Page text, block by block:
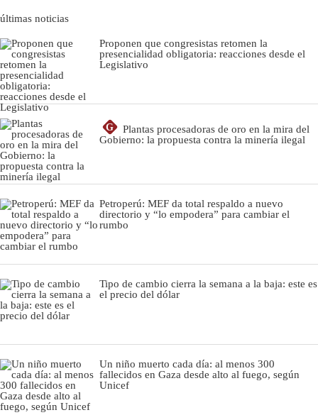
últimas noticias
Proponen que congresistas retomen la
presencialidad obligatoria: reacciones desde el
Legislativo
G
Plantas procesadoras de oro en la mira del
Gobierno: la propuesta contra la minería ilegal
Petroperú: MEF da total respaldo a nuevo
directorio y “lo empodera” para cambiar el
rumbo
Tipo de cambio cierra la semana a la baja: este es
el precio del dólar
Un niño muerto cada día: al menos 300
fallecidos en Gaza desde alto al fuego, según
Unicef